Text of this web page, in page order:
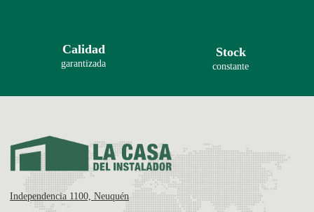
Calidad
garantizada
Stock
constante
Independencia 1100, Neuquén